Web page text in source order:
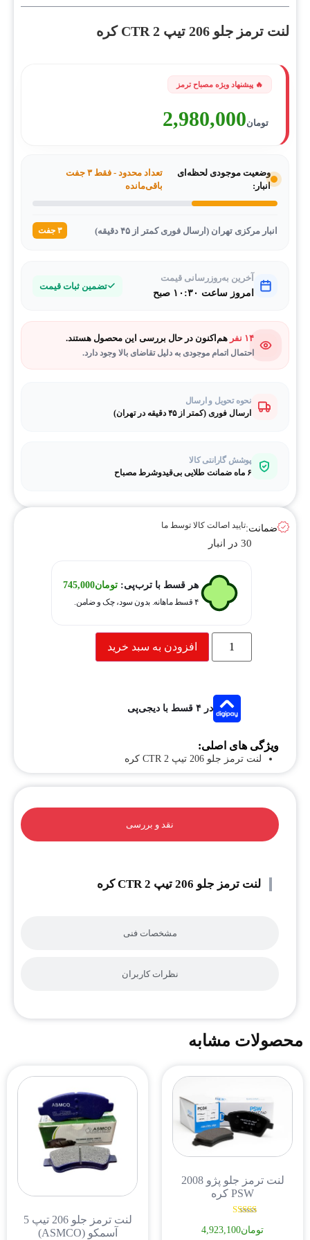
لنت ترمز جلو 206 تیپ 2 CTR کره
تومان2,980,000
وضعیت موجودی لحظه‌ای
انبار:
تعداد محدود - فقط ۳ جفت
باقی‌مانده
انبار مرکزی تهران (ارسال فوری کمتر از ۴۵ دقیقه) ۳ جفت
آخرین به‌روزرسانی قیمت
امروز ساعت ۱۰:۳۰ صبح
تضمین ثبات قیمت
۱۴ نفر هم‌اکنون در حال بررسی این محصول هستند.
احتمال اتمام موجودی به دلیل تقاضای بالا وجود دارد.
نحوه تحویل و ارسال
ارسال فوری (کمتر از ۴۵ دقیقه در تهران)
پوشش گارانتی کالا
۶ ماه ضمانت طلایی بی‌قیدوشرط مصباح
ضمانت:تایید اصالت کالا توسط ما
30 در انبار
هر قسط با ترب‌پی: تومان745,000
۴ قسط ماهانه. بدون سود، چک و ضامن.
افزودن به سبد خرید
در ۴ قسط با دیجی‌پی
ویژگی های اصلی:
لنت ترمز جلو 206 تیپ 2 CTR کره
نقد و بررسی
مشخصات فنی
نظرات کاربران
لنت ترمز جلو 206 تیپ 2 CTR کره
محصولات مشابه
لنت ترمز جلو پژو 2008
PSW کره
5.00تومان4,923,100
لنت ترمز جلو 206 تیپ 5
آسمکو (ASMCO)